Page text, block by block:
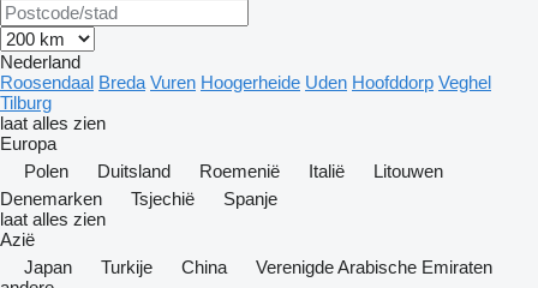
Nederland
Roosendaal Breda Vuren Hoogerheide Uden Hoofddorp Veghel
Tilburg
laat alles zien
Europa
Polen
Duitsland Roemenië Italië
Litouwen
Denemarken
Tsjechië
Spanje
laat alles zien
Azië
Japan
Turkije China
Verenigde Arabische Emiraten